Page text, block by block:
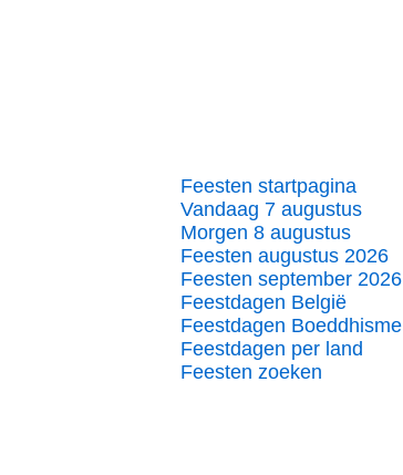
Feesten startpagina
Vandaag 7 augustus
Morgen 8 augustus
Feesten augustus 2026
Feesten september 2026
Feestdagen België
Feestdagen Boeddhisme
Feestdagen per land
Feesten zoeken